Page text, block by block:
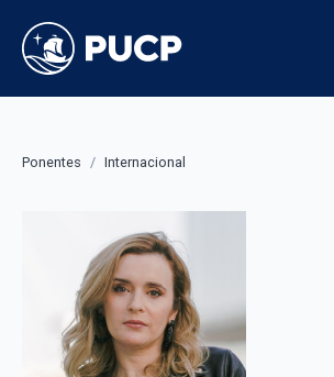
Ponentes / Internacional